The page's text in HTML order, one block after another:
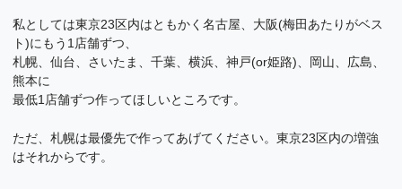
私としては東京23区内はともかく名古屋、大阪(梅田あたりがベス
ト)にもう1店舗ずつ、
札幌、仙台、さいたま、千葉、横浜、神戸(or姫路)、岡山、広島、
熊本に
最低1店舗ずつ作ってほしいところです。
ただ、札幌は最優先で作ってあげてください。東京23区内の増強
はそれからです。